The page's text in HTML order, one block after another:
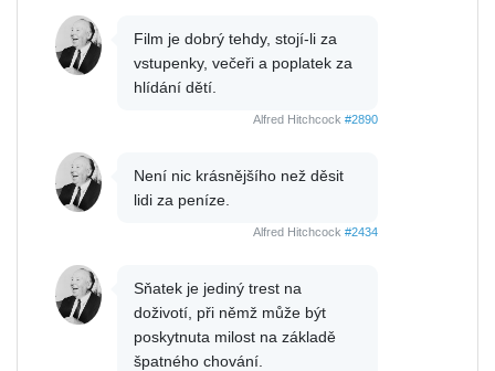
Film je dobrý tehdy, stojí-li za
vstupenky, večeři a poplatek za
hlídání dětí.
Alfred Hitchcock #2890
Není nic krásnějšího než děsit
lidi za peníze.
Alfred Hitchcock #2434
Sňatek je jediný trest na
doživotí, při němž může být
poskytnuta milost na základě
špatného chování.